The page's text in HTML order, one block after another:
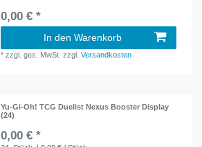
0,00 € *
In den Warenkorb
*zzgl. ges. MwSt. zzgl.Versandkosten
Yu-Gi-Oh! TCG Duelist Nexus Booster Display
(24)
0,00 € *